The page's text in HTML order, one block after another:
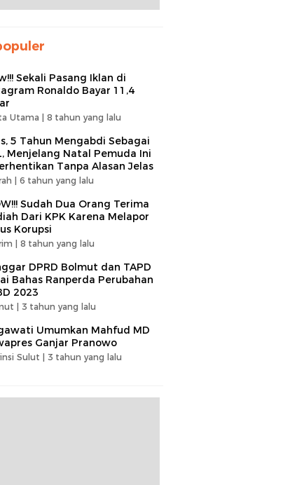
Sekali Pasang Iklan di
Ronaldo Bayar 11,4
Utama | 8 tahun yang lalu
5 Tahun Mengabdi Sebagai
Menjelang Natal Pemuda Ini
Tanpa Alasan Jelas
| 6 tahun yang lalu
Sudah Dua Orang Terima
Dari KPK Karena Melapor
Korupsi
| 8 tahun yang lalu
DPRD Bolmut dan TAPD
Bahas Ranperda Perubahan
2023
| 3 tahun yang lalu
Umumkan Mahfud MD
Ganjar Pranowo
Sulut | 3 tahun yang lalu